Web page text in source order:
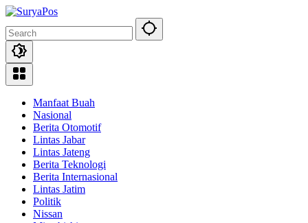
Skip
content
Manfaat Buah
Nasional
Berita Otomotif
Lintas Jabar
Lintas Jateng
Berita Teknologi
Berita Internasional
Lintas Jatim
Politik
Nissan